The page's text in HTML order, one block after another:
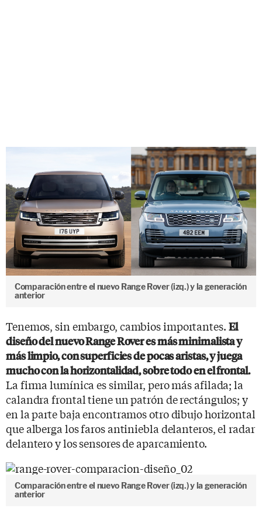
Comparación entre el nuevo Range Rover (izq.) y la generación
anterior
Tenemos, sin embargo, cambios importantes. El
diseño del nuevo Range Rover es más minimalista y
más limpio, con superficies de pocas aristas, y juega
mucho con la horizontalidad, sobre todo en el frontal.
La firma lumínica es similar, pero más afilada; la
calandra frontal tiene un patrón de rectángulos; y
en la parte baja encontramos otro dibujo horizontal
que alberga los faros antiniebla delanteros, el radar
delantero y los sensores de aparcamiento.
Comparación entre el nuevo Range Rover (izq.) y la generación
anterior